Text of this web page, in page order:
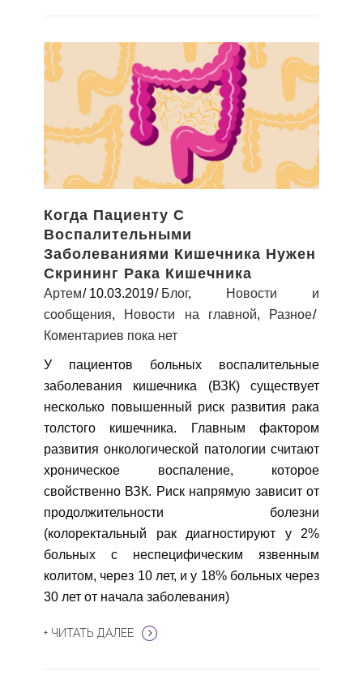
Когда Пациенту С
Воспалительными
Заболеваниями Кишечника Нужен
Скрининг Рака Кишечника
Артем 10.03.2019 Блог,
Новости и
сообщения, Новости на главной,
Разное
Коментариев пока нет
У пациентов больных воспалительные
заболевания кишечника (ВЗК) существует
несколько повышенный риск развития рака
толстого кишечника. Главным фактором
развития онкологической патологии считают
хроническое воспаление, которое
свойственно ВЗК. Риск напрямую зависит от
продолжительности болезни
(колоректальный рак диагностируют у 2%
больных с неспецифическим язвенным
колитом, через 10 лет, и у 18% больных через
30 лет от начала заболевания)
+ ЧИТАТЬ ДАЛЕЕ